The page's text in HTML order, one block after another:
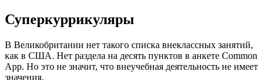
Суперкуррикуляры
В Великобритании нет такого списка внеклассных занятий,
как в США. Нет раздела на десять пунктов в анкете Common
App. Но это не значит, что внеучебная деятельность не имеет
значения.